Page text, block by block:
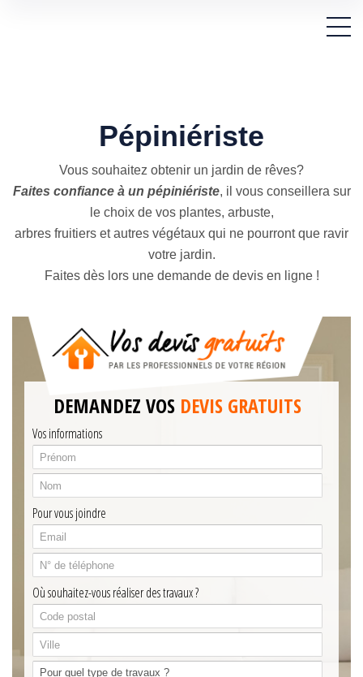
Pépiniériste
Vous souhaitez obtenir un jardin de rêves?
Faites confiance à un pépiniériste, il vous conseillera sur
le choix de vos plantes, arbuste,
arbres fruitiers et autres végétaux qui ne pourront que ravir
votre jardin.
Faites dès lors une demande de devis en ligne !